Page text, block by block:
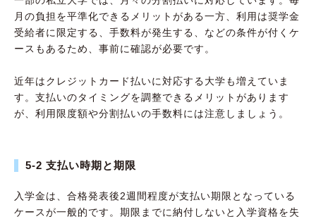
月の負担を平準化できるメリットがある一方、利用は奨学金
受給者に限定する、手数料が発生する、などの条件が付くケ
ースもあるため、事前に確認が必要です。
近年はクレジットカード払いに対応する大学も増えていま
す。支払いのタイミングを調整できるメリットがあります
が、利用限度額や分割払いの手数料には注意しましょう。
5-2 支払い時期と期限
入学金は、合格発表後2週間程度が支払い期限となっている
ケースが一般的です。期限までに納付しないと入学資格を失